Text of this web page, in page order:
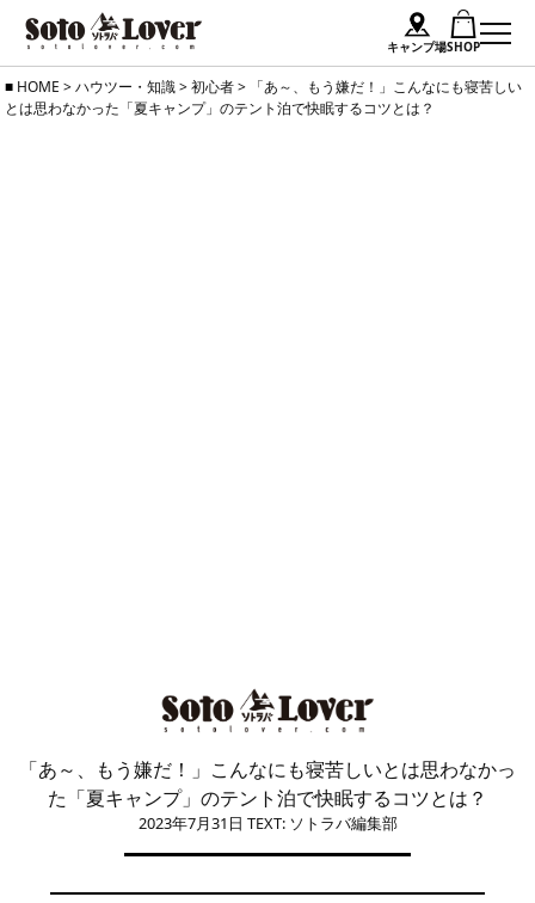
キャンプ場SHOP
Skip
to
HOME >ハウツー・知識>初心者> 「あ～、もう嫌だ！」こんなにも寝苦しい
とは思わなかった「夏キャンプ」のテント泊で快眠するコツとは？
「あ～、もう嫌だ！」こんなにも寝苦しいとは思わなかっ
た「夏キャンプ」のテント泊で快眠するコツとは？
2023年7月31日 TEXT: ソトラバ編集部